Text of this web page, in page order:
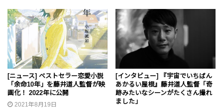
[ニュース] ベストセラー恋愛小説
「余命10年」を藤井道人監督が映
画化！ 2022年に公開
2021年8月19日
[インタビュー] 『宇宙でいちばん
あかるい屋根』藤井道人監督「奇
跡みたいなシーンがたくさん撮れ
ました」